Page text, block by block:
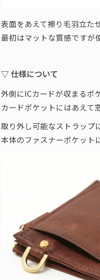
表面をあえて擦り毛羽立た
最初はマットな質感ですが
▽ 仕様について
外側にICカードが収まるポ
カードポケットにはあえて
取り外し可能なストラップ
本体のファスナーポケット